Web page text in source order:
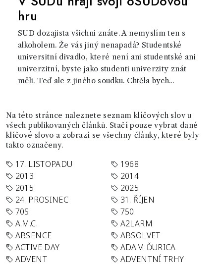
hru
SUD dozajista všichni znáte. A nemyslím ten s
alkoholem. Že vás jiný nenapadá? Studentské
universitní divadlo, které není ani studentské ani
univerzitní, byste jako studenti univerzity znát
měli. Teď ale z jiného soudku. Chtěla bych...
Na této stránce naleznete seznam klíčových slov u
všech publikovaných článků. Stačí pouze vybrat dané
klíčové slovo a zobrazí se všechny články, které byly
takto označeny.
17. LISTOPADU
1968
2013
2014
2015
2025
24. PROSINEC
31. ŘÍJEN
70S
750
A.M.C.
A2LARM
ABSENCE
ABSOLVET
ACTIVE DAY
ADAM ĎURICA
ADVENT
ADVENTNÍ TRHY